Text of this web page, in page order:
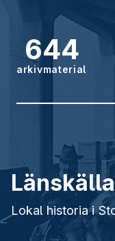
644
arkivmaterial
Lokal historia i